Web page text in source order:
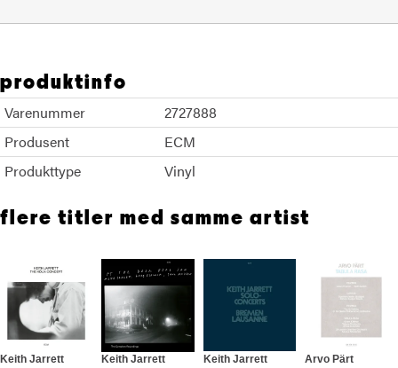
produktinfo
Varenummer
2727888
Produsent
ECM
Produkttype
Vinyl
flere titler med samme artist
Keith Jarrett
Keith Jarrett
Keith Jarrett
Arvo Pärt